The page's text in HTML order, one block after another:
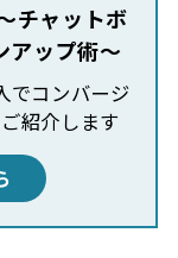
チャットボ
アップ術～
でコンバージ
紹介します